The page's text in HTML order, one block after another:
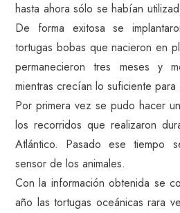
hasta ahora sólo se habían
De forma exitosa se
tortugas bobas que nacieron en
permanecieron tres meses y
mientras crecían lo suficiente para
Por primera vez se pudo hacer
los recorridos que realizaron
Atlántico. Pasado ese tiempo
sensor de los animales.
Con la información obtenida se
año las tortugas oceánicas rara